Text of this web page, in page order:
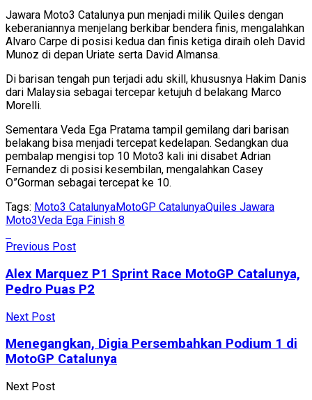
Jawara Moto3 Catalunya pun menjadi milik Quiles dengan
keberaniannya menjelang berkibar bendera finis, mengalahkan
Alvaro Carpe di posisi kedua dan finis ketiga diraih oleh David
Munoz di depan Uriate serta David Almansa.
Di barisan tengah pun terjadi adu skill, khususnya Hakim Danis
dari Malaysia sebagai tercepar ketujuh d belakang Marco
Morelli.
Sementara Veda Ega Pratama tampil gemilang dari barisan
belakang bisa menjadi tercepat kedelapan. Sedangkan dua
pembalap mengisi top 10 Moto3 kali ini disabet Adrian
Fernandez di posisi kesembilan, mengalahkan Casey
O”Gorman sebagai tercepat ke 10.
Tags: Moto3 CatalunyaMotoGP CatalunyaQuiles Jawara
Moto3Veda Ega Finish 8
Previous Post
Alex Marquez P1 Sprint Race MotoGP Catalunya,
Pedro Puas P2
Next Post
Menegangkan, Digia Persembahkan Podium 1 di
MotoGP Catalunya
Next Post